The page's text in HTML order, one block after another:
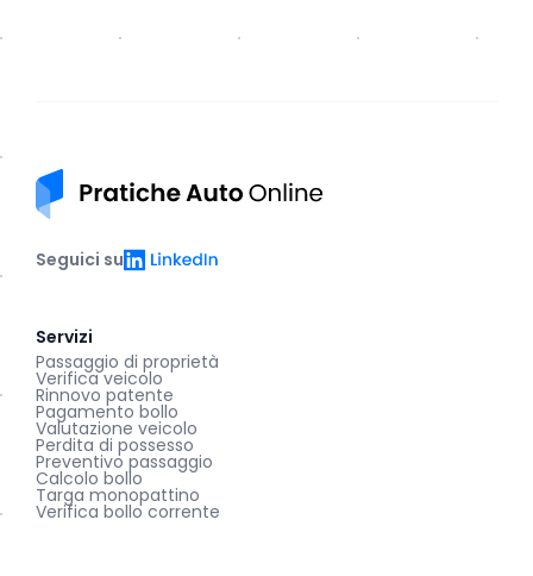
LinkedIn
Seguici su
Servizi
Passaggio di proprietà
Verifica veicolo
Rinnovo patente
Pagamento bollo
Valutazione veicolo
Perdita di possesso
Preventivo passaggio
Calcolo bollo
Targa monopattino
Verifica bollo corrente